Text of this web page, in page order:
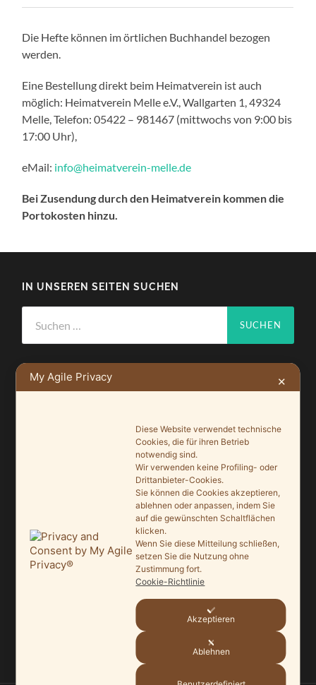
Die Hefte können im örtlichen Buchhandel bezogen
werden.
Eine Bestellung direkt beim Heimatverein ist auch
möglich: Heimatverein Melle e.V., Wallgarten 1, 49324
Melle, Telefon: 05422 – 981467 (mittwochs von 9:00 bis
17:00 Uhr),
eMail: info@heimatverein-melle.de
Bei Zusendung durch den Heimatverein kommen die
Portokosten hinzu.
IN UNSEREN SEITEN SUCHEN
nach:
Ein Leuchtturmprojekt für mehr Artenvielfalt
Saisonauftakt nach Maß im Grönegau-Museum
Melle punktet beim „Tag des offenen Denkmals“
27. September 2025
Ein Schaufenster der Denkmalpflege
Mit vergrößertem Führungsteam in die Zukunft
My Agile Privacy ✕
Diese Website verwendet technische
Cookies, die für ihren Betrieb
notwendig sind.
Wir verwenden keine Profiling- oder
Drittanbieter-Cookies.
Sie können die Cookies akzeptieren,
ablehnen oder anpassen, indem Sie
auf die gewünschten Schaltflächen
klicken.
Wenn Sie diese Mitteilung schließen,
setzen Sie die Nutzung ohne
Zustimmung fort.
Cookie-Richtlinie
Akzeptieren
Ablehnen